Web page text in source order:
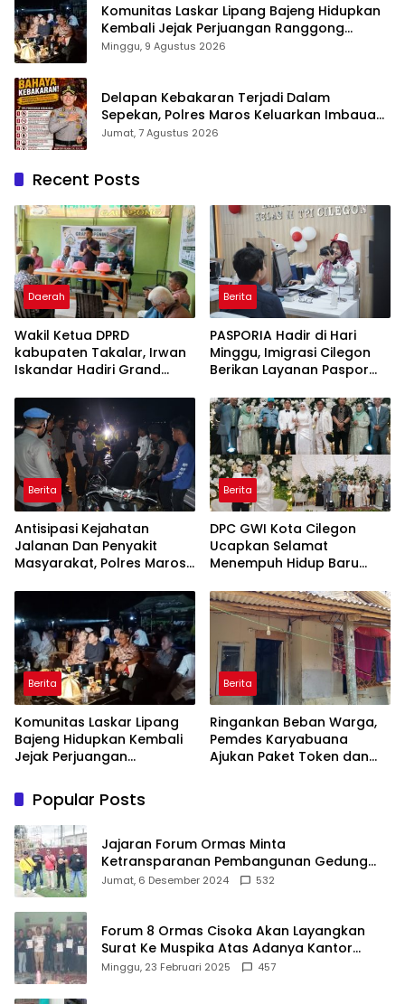
Komunitas Laskar Lipang Bajeng Hidupkan
Kembali Jejak Perjuangan Ranggong
Daeng Romo, Wabup Takalar: Apresiasi
Minggu, 9 Agustus 2026
Delapan Kebakaran Terjadi Dalam
Sepekan, Polres Maros Keluarkan Imbauan
kepada Masyarakat
Jumat, 7 Agustus 2026
Recent Posts
Daerah
Wakil Ketua DPRD
kabupaten Takalar, Irwan
Iskandar Hadiri Grand
Pertama di Takalar,
Melayani Terapis Gratis
untuk Pasien Dhuafa dan
umum.
Berita
PASPORIA Hadir di Hari
Minggu, Imigrasi Cilegon
Berikan Layanan Paspor
Gratis
Berita
Antisipasi Kejahatan
Jalanan Dan Penyakit
Masyarakat, Polres Maros
Kondusif
Berita
DPC GWI Kota Cilegon
Ucapkan Selamat
Menempuh Hidup Baru
Tuanku Ihza Kemalsya
Damanik
Berita
Komunitas Laskar Lipang
Bajeng Hidupkan Kembali
Jejak Perjuangan
Wabup Takalar: Apresiasi
Bahwa Sejarah Adalah
Warisan yang Tak Ternilai”.
Berita
Ringankan Beban Warga,
Pemdes Karyabuana
Ajukan Paket Token dan
Popular Posts
Jajaran Forum Ormas Minta
Ketransparanan Pembangunan Gedung
Damkar Di Kecamatan Cisoka
Jumat, 6 Desember 2024 532
Forum 8 Ormas Cisoka Akan Layangkan
Surat Ke Muspika Atas Adanya Kantor
Matel di Cisoka
Minggu, 23 Februari 2025 457